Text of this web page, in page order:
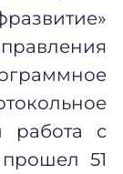
работа с
51